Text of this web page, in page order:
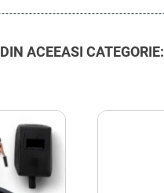
DIN ACEEASI CATEGORIE: